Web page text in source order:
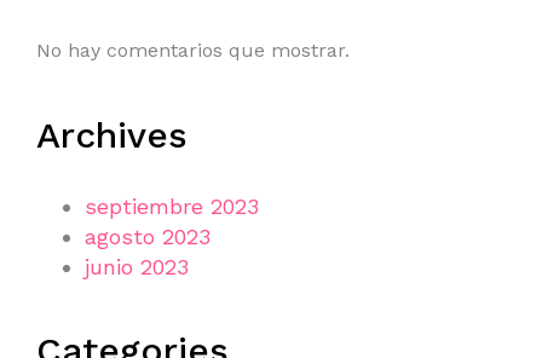
No hay comentarios que mostrar.
Archives
septiembre 2023
agosto 2023
junio 2023